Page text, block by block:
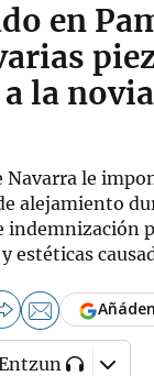
en
la
Navarra le
alejamiento
indemnización
estéticas